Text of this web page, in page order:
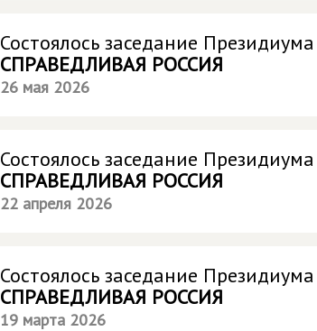
Состоялось заседание
СПРАВЕДЛИВАЯ РОССИЯ
26 мая 2026
Состоялось заседание
СПРАВЕДЛИВАЯ РОССИЯ
22 апреля 2026
Состоялось заседание
СПРАВЕДЛИВАЯ РОССИЯ
19 марта 2026